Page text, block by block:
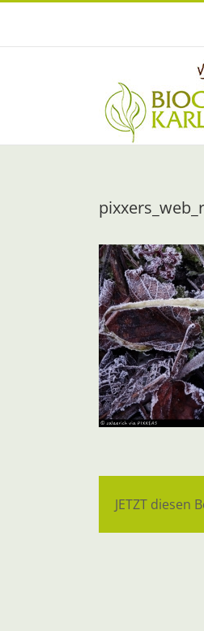
Zum
JETZT diesen